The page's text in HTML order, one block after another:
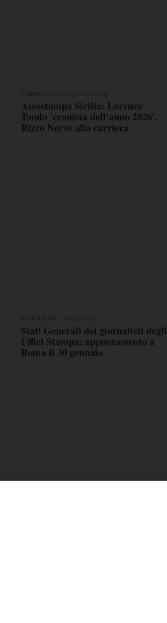
PREMI E CONCORSI
Assostampa Sicilia: Lorenzo
Tondo 'cronista dell'anno 2026',
Rizzo Nervo alla carriera
FORMAZIONE
Stati Generali dei giornalisti degli
Uffici Stampa: appuntamento a
Roma il 30 gennaio